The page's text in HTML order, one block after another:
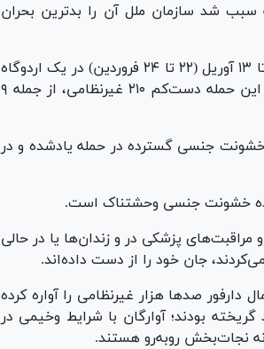
شد سازمان ملل آن را بدترین بحران
یکی از بدترین حمله‌های روی‌داده در چارچوب این درگیری بین ۱۱ تا ۱۳ آوریل (۲۲ تا ۲۴ فروردین) در یک اردوگاه
آوارگان رخ داد؛ براساس گزارش دفتر حقوق بشر سازمان ملل، در این حمله دست‌کم ۲۱۰ غیرنظامی، از جمله ۹
جنسی گسترده در حمله یادشده و در
خشونت جنسی وحشتناک است.
مراقبت‌های پزشکی در و زندان‌ها یا در حالی
جان خود را از دست داده‌اند.
صد‌ها هزار غیرنظامی را آواره کرده
بودند؛ آوارگان با شرایط وخیمی در
نجات‌بخش رو‌به‌رو هستند.